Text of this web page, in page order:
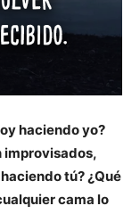
haciendo yo?
improvisados,
tú? ¿Qué
cama lo